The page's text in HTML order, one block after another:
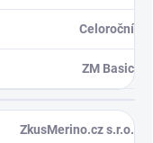
Celoroční
ZM Basic
ZkusMerino.cz s.r.o.